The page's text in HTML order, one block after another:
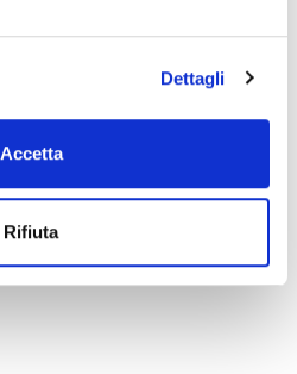
Dettagli
Accetta
Rifiuta